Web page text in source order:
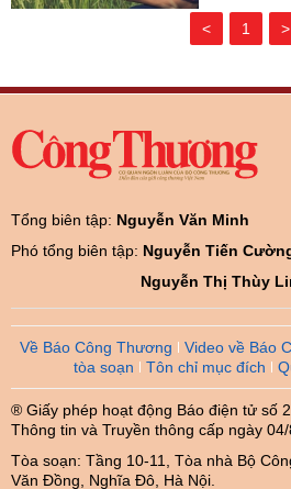
< 1 >
Tổng biên tập: Nguyễn Văn Minh
Phó tổng biên tập: Nguyễn Tiến
Nguyễn Thị Thùy
Về Báo Công Thương Video về Báo
tòa soạn
Tôn chỉ mục đích
® Giấy phép hoạt động Báo điện tử số
Thông tin và Truyền thông cấp ngày
Tòa soạn: Tầng 10-11, Tòa nhà Bộ
Văn Đồng, Nghĩa Đô, Hà Nội.